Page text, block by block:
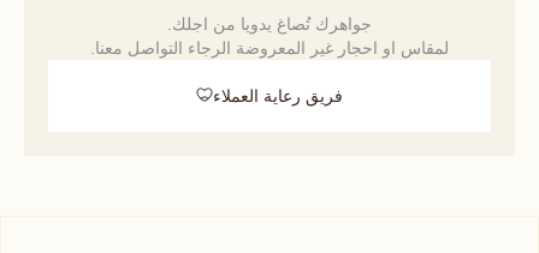
جواهرك تُصاغ يدويا من اجلك.
لمقاس او احجار غير المعروضة الرجاء التواصل معنا.
فريق رعاية العملاء